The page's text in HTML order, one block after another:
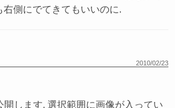
右側にでてきてもいいのに.
2010/02/23
開します. 選択範囲に画像が入ってい